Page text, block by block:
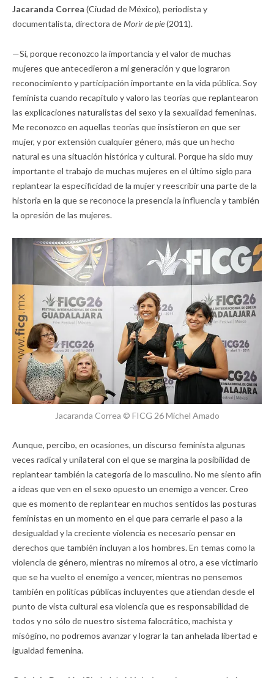
Jacaranda Correa (Ciudad de México), periodista y
documentalista, directora deMorir de pie(2011).
—Sí, porque reconozco la importancia y el valor de muchas
mujeres que antecedieron a mi generación y que lograron
reconocimiento y participación importante en la vida pública. Soy
feminista cuando recapitulo y valoro las teorías que replantearon
las explicaciones naturalistas del sexo y la sexualidad femeninas.
Me reconozco en aquellas teorías que insistieron en que ser
mujer, y por extensión cualquier género, más que un hecho
natural es una situación histórica y cultural. Porque ha sido muy
importante el trabajo de muchas mujeres en el último siglo para
replantear la especificidad de la mujer y reescribir una parte de la
historia en la que se reconoce la presencia la influencia y también
la opresión de las mujeres.
Jacaranda Correa © FICG 26 Michel Amado
Aunque, percibo, en ocasiones, un discurso feminista algunas
veces radical y unilateral con el que se margina la posibilidad de
replantear también la categoría de lo masculino. No me siento afín
a ideas que ven en el sexo opuesto un enemigo a vencer. Creo
que es momento de replantear en muchos sentidos las posturas
feministas en un momento en el que para cerrarle el paso a la
desigualdad y la creciente violencia es necesario pensar en
derechos que también incluyan a los hombres. En temas como la
violencia de género, mientras no miremos al otro, a ese victimario
que se ha vuelto el enemigo a vencer, mientras no pensemos
también en políticas públicas incluyentes que atiendan desde el
punto de vista cultural esa violencia que es responsabilidad de
todos y no sólo de nuestro sistema falocrático, machista y
misógino, no podremos avanzar y lograr la tan anhelada libertad e
igualdad femenina.